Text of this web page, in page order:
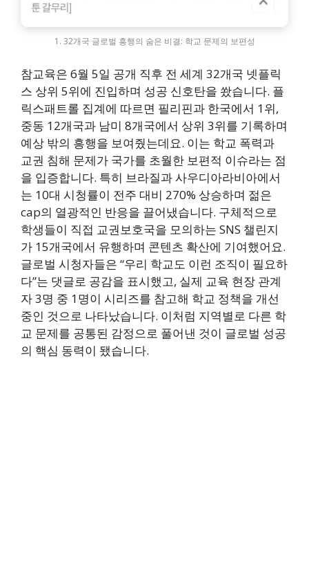
1. 32개국 글로벌 흥행의 숨은 비결: 학교 문제의 보편성
참교육은 6월 5일 공개 직후 전 세계 32개국 넷플릭
스 상위 5위에 진입하며 성공 신호탄을 쐈습니다. 플
릭스패트롤 집계에 따르면 필리핀과 한국에서 1위,
중동 12개국과 남미 8개국에서 상위 3위를 기록하며
예상 밖의 흥행을 보여줬는데요. 이는 학교 폭력과
교권 침해 문제가 국가를 초월한 보편적 이슈라는 점
을 입증합니다. 특히 브라질과 사우디아라비아에서
는 10대 시청률이 전주 대비 270% 상승하며 젊은
cap의 열광적인 반응을 끌어냈습니다. 구체적으로
학생들이 직접 교권보호국을 모의하는 SNS 챌린지
가 15개국에서 유행하며 콘텐츠 확산에 기여했어요.
글로벌 시청자들은 “우리 학교도 이런 조직이 필요하
다”는 댓글로 공감을 표시했고, 실제 교육 현장 관계
자 3명 중 1명이 시리즈를 참고해 학교 정책을 개선
중인 것으로 나타났습니다. 이처럼 지역별로 다른 학
교 문제를 공통된 감정으로 풀어낸 것이 글로벌 성공
의 핵심 동력이 됐습니다.